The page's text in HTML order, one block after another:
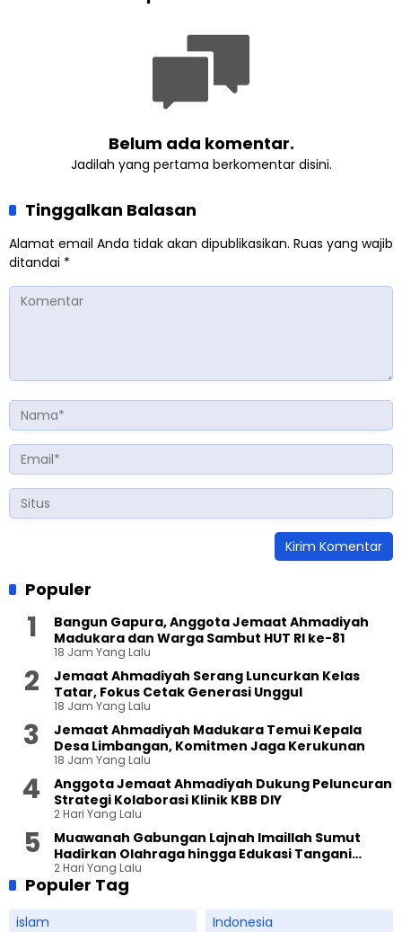
Belum ada komentar.
Jadilah yang pertama berkomentar disini.
Tinggalkan Balasan
Alamat email Anda tidak akan dipublikasikan. Ruas yang wajib
ditandai *
Populer
Bangun Gapura, Anggota Jemaat Ahmadiyah
Madukara dan Warga Sambut HUT RI ke-81
18 Jam Yang Lalu
Jemaat Ahmadiyah Serang Luncurkan Kelas
Tatar, Fokus Cetak Generasi Unggul
18 Jam Yang Lalu
Jemaat Ahmadiyah Madukara Temui Kepala
Desa Limbangan, Komitmen Jaga Kerukunan
18 Jam Yang Lalu
Anggota Jemaat Ahmadiyah Dukung Peluncuran
Strategi Kolaborasi Klinik KBB DIY
2 Hari Yang Lalu
Muawanah Gabungan Lajnah Imaillah Sumut
Hadirkan Olahraga hingga Edukasi Tangani
Sampah
2 Hari Yang Lalu
Populer Tag
islam
Indonesia